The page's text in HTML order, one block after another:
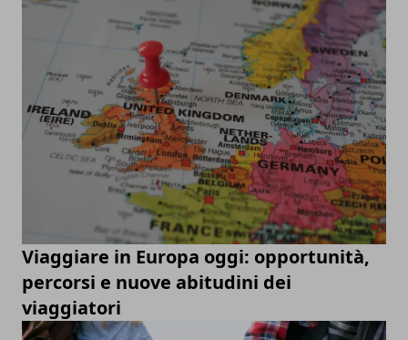
Viaggiare in Europa oggi: opportunità,
percorsi e nuove abitudini dei
viaggiatori